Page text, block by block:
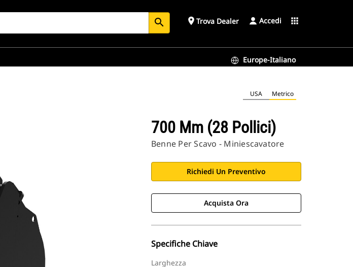
search place Trova Dealer Accedi apps
Europe-Italiano
USA Metrico
700 Mm (28 Pollici)
Benne Per Scavo - Miniescavatore
Richiedi Un Preventivo
Acquista Ora
Specifiche Chiave
Larghezza